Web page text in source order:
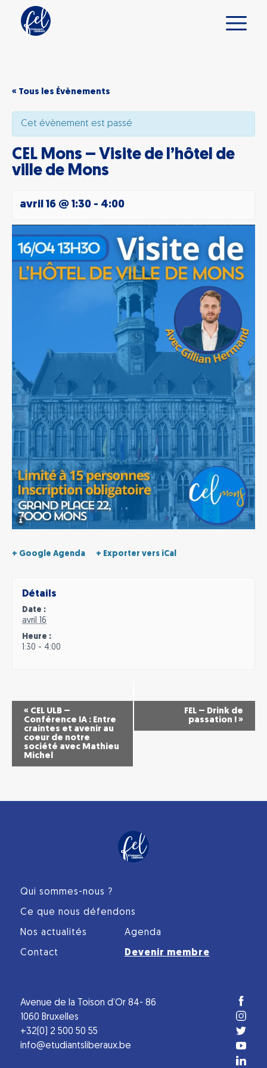
« Tous les Évènements
Cet évènement est passé
CEL Mons – Visite de l’hôtel de
ville de Mons
avril 16 @ 1:30 - 4:00
+ Google Agenda + Exporter vers iCal
Détails
Date :
avril 16
Heure :
1:30 - 4:00
« CEL ULB –
Conférence IA : Entre
craintes et avenir au
coeur de notre
société avec Mathieu
Michel
FEL – Drink de
passation ! »
Qui sommes-nous ?
Ce que nous défendons
Nos actualités Agenda
Contact Devenir membre
Avenue de la Toison d’Or 84- 86
1060 Bruxelles
+32(0) 2 500 50 55
info@etudiantsliberaux.be